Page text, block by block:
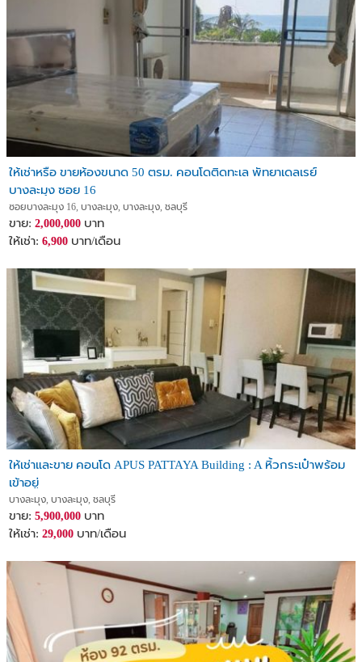
ให้เช่าหรือ ขายห้องขนาด 50 ตรม. คอนโดติดทะเล พัทยาเดลเรย์
บางละมุง ซอย 16
ซอยบางละมุง 16, บางละมุง, บางละมุง, ชลบุรี
ขาย: 2,000,000 บาท
ให้เช่า: 6,900 บาท/เดือน
ให้เช่าและขาย คอนโด APUS PATTAYA Building : A หิ้วกระเป๋าพร้อม
เข้าอยู่
บางละมุง, บางละมุง, ชลบุรี
ขาย: 5,900,000 บาท
ให้เช่า: 29,000 บาท/เดือน